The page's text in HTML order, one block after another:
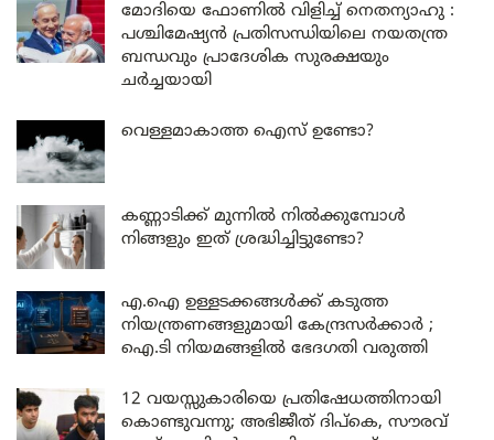
മോദിയെ ഫോണിൽ വിളിച്ച് നെതന്യാഹു :
പശ്ചിമേഷ്യൻ പ്രതിസന്ധിയിലെ നയതന്ത്ര
ബന്ധവും പ്രാദേശിക സുരക്ഷയും
ചർച്ചയായി
വെള്ളമാകാത്ത ഐസ് ഉണ്ടോ?
കണ്ണാടിക്ക് മുന്നിൽ നിൽക്കുമ്പോൾ
നിങ്ങളും ഇത് ശ്രദ്ധിച്ചിട്ടുണ്ടോ?
എ.ഐ ഉള്ളടക്കങ്ങൾക്ക് കടുത്ത
നിയന്ത്രണങ്ങളുമായി കേന്ദ്രസർക്കാർ ;
ഐ.ടി നിയമങ്ങളിൽ ഭേദഗതി വരുത്തി
12 വയസ്സുകാരിയെ പ്രതിഷേധത്തിനായി
കൊണ്ടുവന്നു; അഭിജീത് ദിപ്കെ, സൗരവ്